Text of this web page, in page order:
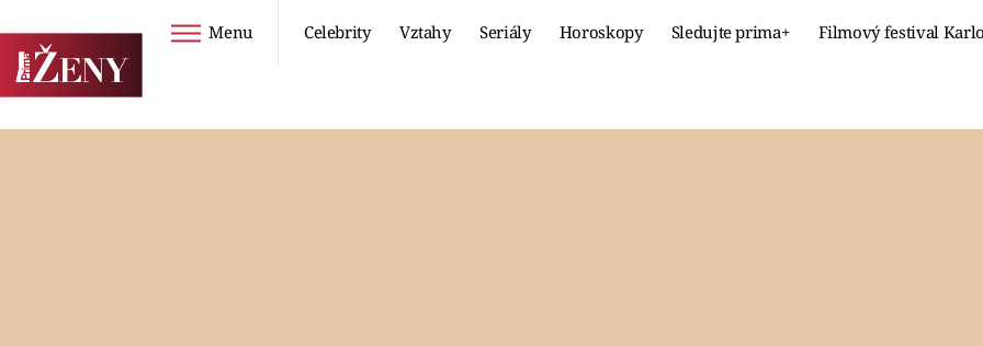
Menu Celebrity Vztahy Seriály Horoskopy Sledujte prima+ Filmový festival